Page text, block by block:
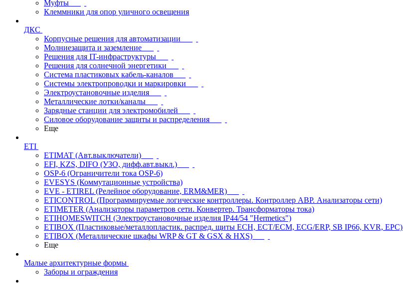
Муфты
Клеммники для опор уличного освещения
ДКС
Корпусные решения для автоматизации
Молниезащита и заземление
Решения для IT-инфраструктуры
Решения для солнечной энергетики
Система пластиковых кабель-каналов
Системы электропроводки и маркировки
Электроустановочные изделия
Металлические лотки/каналы
Зарядные станции для электромобилей
Силовое оборудование защиты и распределения
Еще
ETI
ETIMAT (Авт.выключатели)
EFI, KZS, DIFO (УЗО, дифф.авт.выкл.)
OSP-6 (Ограничители тока OSP-6)
EVESYS (Коммутационные устройства)
EVE - ETIREL (Релейное оборудование, ERM&MER)
ETICONTROL (Программируемые логические контроллеры. Контроллер АВР. Анализаторы сети)
ETIMETER (Анализаторы параметров сети. Конвертер. Трансформаторы тока)
ETIHOMESWITCH (Электроустановочные изделия IP44/54 "Hermetics")
ETIBOX (Пластиковые/металлопластик. распред. щиты ECH, ECT/ECM, ECG/ERP, SB IP66, KVR, EPC)
ETIBOX (Металлические шкафы WRP & GT & GSX & HXS)
Еще
Малые архитектурные формы
Заборы и ограждения